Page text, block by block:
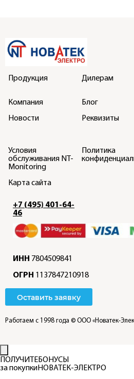
Продукция Дилерам
Компания
Блог
Новости
Реквизиты
Условия
обслуживания NT-
Monitoring
Политика
Карта сайта
+7 (495) 401-64-
46
ИНН 7804509841
ОГРН 1137847210918
Оставить заявку
Работаем с 1998 года © ООО «Новатек-
ПОЛУЧИТЕБОНУСЫ
за покупкиНОВАТЕК-ЭЛЕКТРО